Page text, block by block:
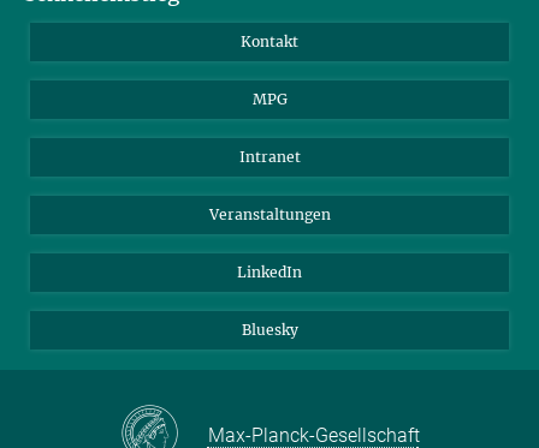
Wissenschaftler*innen
Studierende
Bewerber*innen
Kontakt
MPG
Intranet
Veranstaltungen
LinkedIn
Bluesky
Max-Planck-Gesellschaft